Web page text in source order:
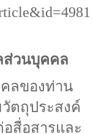
ส่วนบุคคล
ลของท่าน
ตถุประสงค์
สื่อสารและ